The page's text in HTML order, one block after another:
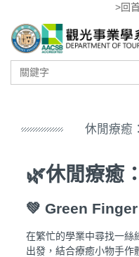
主
容
>回
休閒療癒
🌿休閒療癒
💚 Green
在繁忙的學業中尋找一絲
出發，結合療癒小物手作